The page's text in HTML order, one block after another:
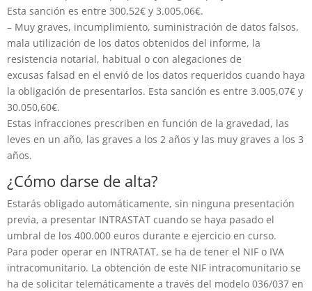
Esta sanción es entre 300,52€ y 3.005,06€.
– Muy graves, incumplimiento, suministración de datos falsos,
mala utilización de los datos obtenidos del informe, la
resistencia notarial, habitual o con alegaciones de
excusas falsad en el envió de los datos requeridos cuando haya
la obligación de presentarlos. Esta sanción es entre 3.005,07€ y
30.050,60€.
Estas infracciones prescriben en función de la gravedad, las
leves en un año, las graves a los 2 años y las muy graves a los 3
años.
¿Cómo darse de alta?
Estarás obligado automáticamente, sin ninguna presentación
previa, a presentar INTRASTAT cuando se haya pasado el
umbral de los 400.000 euros durante e ejercicio en curso.
Para poder operar en INTRATAT, se ha de tener el NIF o IVA
intracomunitario. La obtención de este NIF intracomunitario se
ha de solicitar telemáticamente a través del modelo 036/037 en